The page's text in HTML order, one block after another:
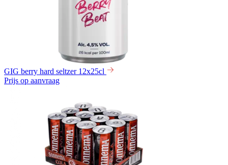
GIG berry hard seltzer 12x25cl
Prijs op aanvraag